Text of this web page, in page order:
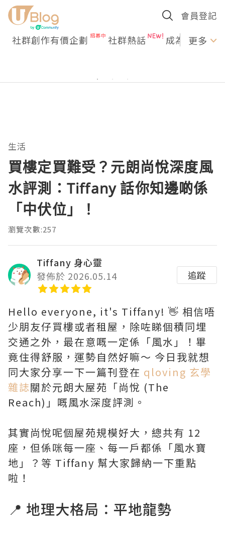
會員登記
社群創作有價企劃 社群熱話 成為U更多
生活
買樓定買難受？元朗尚悅深度風
水評測：Tiffany 話你知邊啲係
「中伏位」！
瀏覽次數:257
Tiffany 身心靈
發佈於 2026.05.14
追蹤
Hello everyone, it's Tiffany! 👋 相信唔
少朋友仔買樓或者租屋，除咗睇個積同埋
交通之外，最在意嘅一定係「風水」！畢
竟住得舒服，運勢自然好嘛～ 今日我就想
同大家分享一下一篇刊登在 qloving 玄學
雜誌關於元朗大屋苑「尚悅 (The
Reach)」嘅風水深度評測。
其實尚悅呢個屋苑規模好大，總共有 12
座，但係咪每一座、每一戶都係「風水寶
地」？等 Tiffany 幫大家歸納一下重點
啦！
📍 地理大格局：平地龍勢